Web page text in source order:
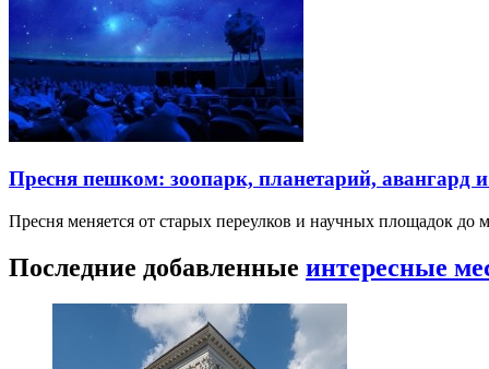
Пресня пешком: зоопарк, планетарий, авангард
Пресня меняется от старых переулков и научных площадок
Последние добавленные интересные